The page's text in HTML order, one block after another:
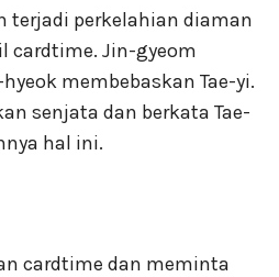
terjadi perkelahian diaman
cardtime. Jin-gyeom
membebaskan Tae-yi.
senjata dan berkata Tae-
hal ini.
cardtime dan meminta